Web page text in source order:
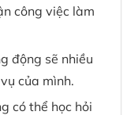
công việc làm
động sẽ nhiều
của mình.
có thể học hỏi